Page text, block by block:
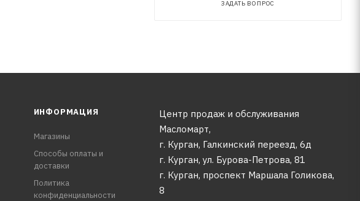
ЗАДАТЬ ВОПРОС
ИНФОРМАЦИЯ
Магазины
Способы оплаты и
доставки
Политика
конфиденциальности
Центр продаж и обслуживания
Масломарт,
г. Курган, Галкинский переезд, 6д
г. Курган, ул. Бурова-Петрова, 81
г. Курган, проспект Маршала Голикова,
8